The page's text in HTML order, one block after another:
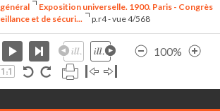
Exposition universelle. 1900. Paris - Congrès
et de sécuri...
p.r4 - vue 4/568
100%